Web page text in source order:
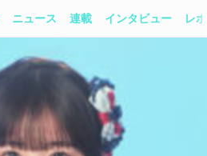
ニュース 連載 インタビュー レ